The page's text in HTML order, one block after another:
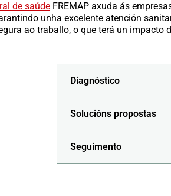
de saúde FREMAP axuda ás
unha excelente atención
ao traballo, o que terá un impacto
Diagnóstico
Solucións propostas
Seguimento